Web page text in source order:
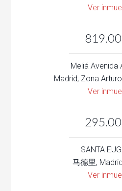
Ver
Meliá Avenida
Madrid, Zona
Ver
SANTA
马德里,
Ver